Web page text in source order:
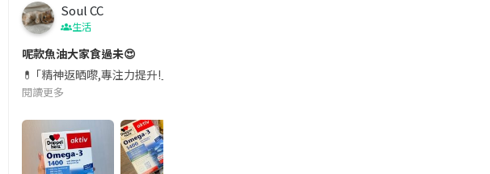
日前在機場安檢時，明明攜帶的行動電源機身已標示「10000mAh」，卻仍被要求當場
要飲碗冬瓜湯消暑解渴！除了解暑，冬瓜仲有好多鮮為人知嘅好處：減肥、消水腫、降血
Soul CC
生活
呢款魚油大家食過未😍
💊 ｢精神返晒嚟,專注力提升!｣ 長時間對住電腦､剪片寫稿,成日覺得眼睛乾澀､腦袋好似｢斷
閱讀更多